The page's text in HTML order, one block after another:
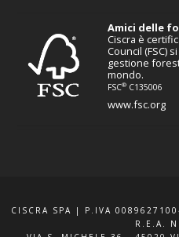
Amici delle
Ciscra è
Council (FSC)
gestione
mondo.
FSC® C135006
www.fsc.org
CISCRA SPA | P.IVA
R.E.A.